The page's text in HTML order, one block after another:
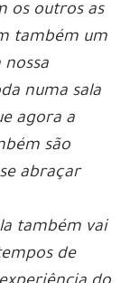
os outros as
também um
numa sala
agora a
são
abraçar
também vai
de